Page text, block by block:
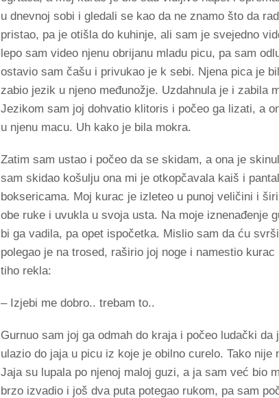
u dnevnoj sobi i gledali se kao da ne znamo što da
pristao, pa je otišla do kuhinje, ali sam je svejedno
lepo sam video njenu obrijanu mladu picu, pa sam
ostavio sam čašu i privukao je k sebi. Njena pica je
zabio jezik u njeno međunožje. Uzdahnula je i zabila
Jezikom sam joj dohvatio klitoris i počeo ga lizati, a
u njenu macu. Uh kako je bila mokra.
Zatim sam ustao i počeo da se skidam, a ona je
sam skidao košulju ona mi je otkopčavala kaiš i
boksericama. Moj kurac je izleteo u punoj veličini i
obe ruke i uvukla u svoja usta. Na moje iznenađenje
bi ga vadila, pa opet ispočetka. Mislio sam da ću
polegao je na trosed, raširio joj noge i namestio
tiho rekla:
– Izjebi me dobro.. trebam to..
Gurnuo sam joj ga odmah do kraja i počeo ludački
ulazio do jaja u picu iz koje je obilno curelo. Tako
Jaja su lupala po njenoj maloj guzi, a ja sam već bio
brzo izvadio i još dva puta potegao rukom, pa sam